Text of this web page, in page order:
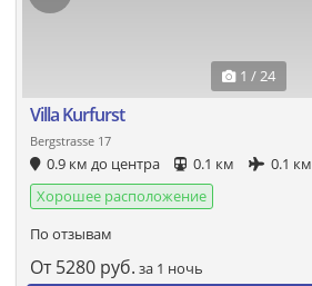
1 / 24
Villa Kurfurst
Bergstrasse 17
0.9 км до центра 0.1 км
0.1 км
Хорошее расположение
По отзывам
От 5280 руб. за 1 ночь